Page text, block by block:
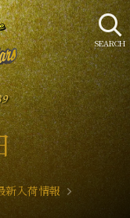
新入荷情報
SEARCH